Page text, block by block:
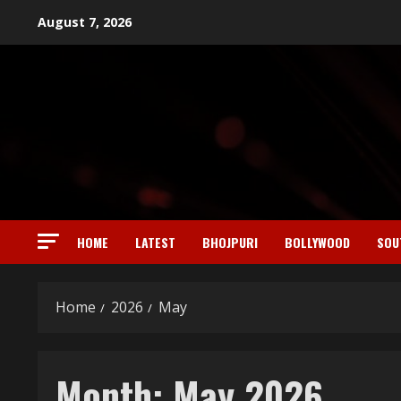
August 7, 2026
HOME LATEST BHOJPURI BOLLYWOOD
Home 2026 May